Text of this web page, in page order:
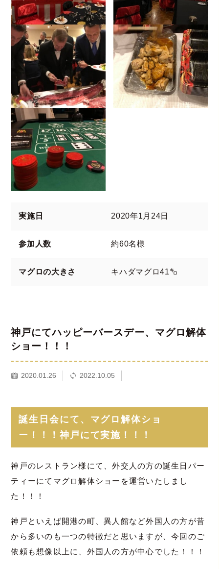
実施日 2020年1月24日
参加人数 約60名様
マグロの大きさ キハダマグロ41㌔
神戸にてハッピーバースデー、マグロ解体
ショー！！！
2020.01.26 2022.10.05
誕生日会にて、マグロ解体ショ
ー！！！神戸にて実施！！！
神戸のレストラン様にて、外交人の方の誕生日パー
ティーにてマグロ解体ショーを運営いたしまし
た！！！
神戸といえば開港の町、異人館など外国人の方が昔
から多いのも一つの特徴だと思いますが、今回のご
依頼も想像以上に、外国人の方が中心でした！！！